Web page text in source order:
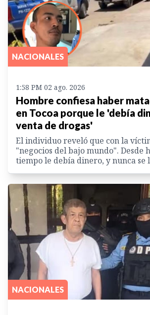
NACIONALES
1:58 PM 02 ago. 2026
Hombre confiesa haber
en Tocoa porque le 'debía
venta de drogas'
El individuo reveló que con la
"negocios del bajo mundo". Desde
tiempo le debía dinero, y nunca se
NACIONALES